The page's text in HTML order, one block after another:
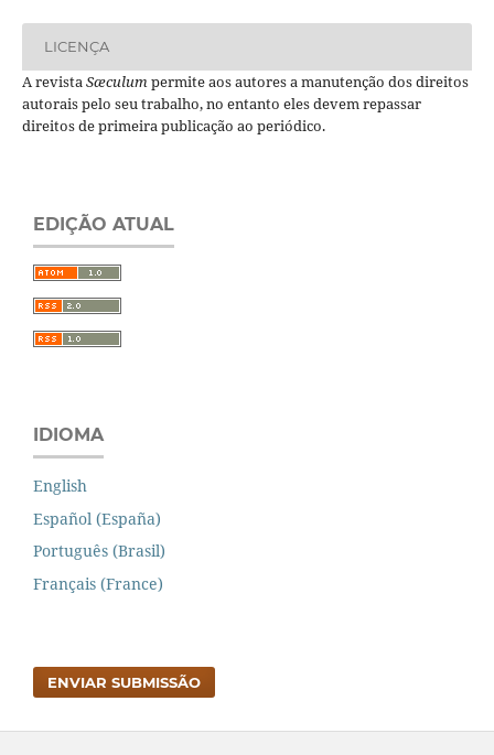
LICENÇA
A revistaSæculumpermite aos autores a manutenção dos direitos
autorais pelo seu trabalho, no entanto eles devem repassar
direitos de primeira publicação ao periódico.
EDIÇÃO ATUAL
IDIOMA
English
Español (España)
Português (Brasil)
Français (France)
ENVIAR SUBMISSÃO